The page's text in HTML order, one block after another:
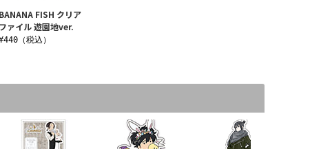
BANANA FISH クリア
ファイル 遊園地ver.
（税込）